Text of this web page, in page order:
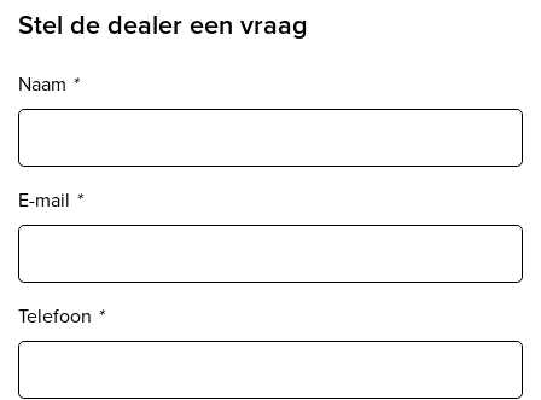
Stel de dealer een vraag
Naam *
E-mail *
Telefoon *